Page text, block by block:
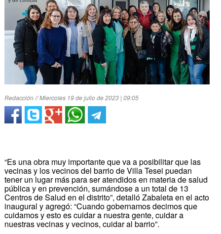
Redacción // Miercoles 19 de julio de 2023 | 09:05
“Es una obra muy importante que va a posibilitar que las
vecinas y los vecinos del barrio de Villa Tesei puedan
tener un lugar más para ser atendidos en materia de salud
pública y en prevención, sumándose a un total de 13
Centros de Salud en el distrito”, detalló Zabaleta en el acto
inaugural y agregó: “Cuando gobernamos decimos que
cuidamos y esto es cuidar a nuestra gente, cuidar a
nuestras vecinas y vecinos, cuidar al barrio”.